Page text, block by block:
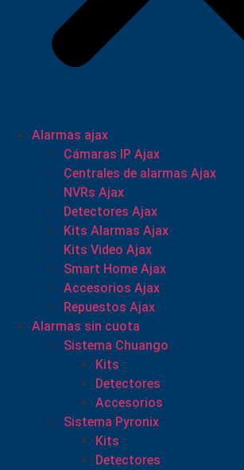
Alarmas ajax
Cámaras IP Ajax
Centrales de alarmas Ajax
NVRs Ajax
Detectores Ajax
Kits Alarmas Ajax
Kits Video Ajax
Smart Home Ajax
Accesorios Ajax
Repuestos Ajax
Alarmas sin cuota
Sistema Chuango
Kits
Detectores
Accesorios
Sistema Pyronix
Kits
Detectores